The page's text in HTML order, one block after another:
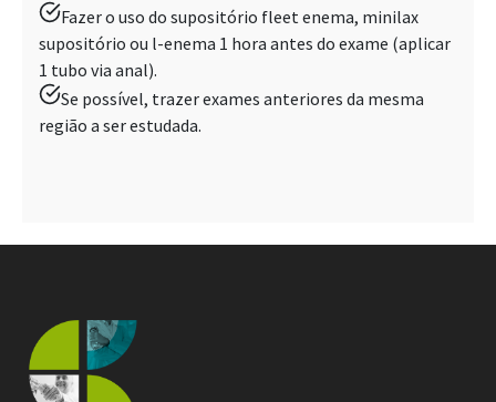
Fazer o uso do supositório fleet enema, minilax
supositório ou l-enema 1 hora antes do exame (aplicar
1 tubo via anal).
Se possível, trazer exames anteriores da mesma
região a ser estudada.